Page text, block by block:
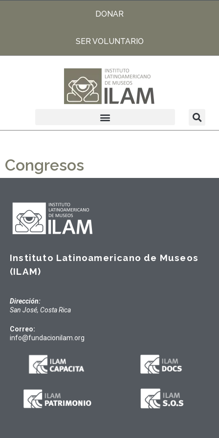
DONAR
SER VOLUNTARIO
Congresos
Instituto Latinoamericano de Museos
(ILAM)
Dirección:
San José, Costa Rica
Correo:
info@fundacionilam.org